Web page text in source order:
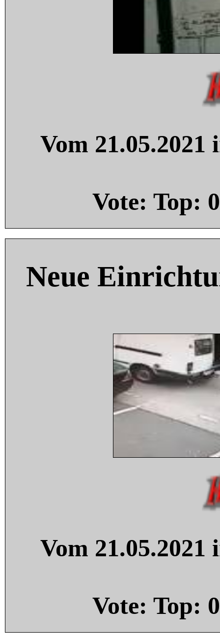
Vom
Vote: Top: 0
Neue
Vom
Vote: Top: 0